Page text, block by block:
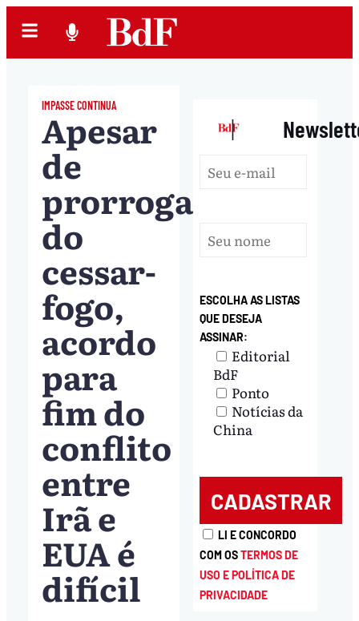
IMPASSE CONTINUA
Apesar
de
prorrogação
do
cessar-
fogo,
acordo
para
fim do
conflito
entre
Irã e
EUA é
difícil
|
ESCOLHA AS LISTAS
QUE DESEJA
ASSINAR:
Editorial
BdF
Ponto
Notícias da
China
LI E CONCORDO
COM OSTERMOS DE
USO E POLÍTICA DE
PRIVACIDADE